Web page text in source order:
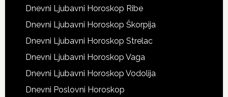
Dnevni Ljubavni Horoskop Ribe
Dnevni Ljubavni Horoskop Škorpija
Dnevni Ljubavni Horoskop Strelac
Dnevni Ljubavni Horoskop Vaga
Dnevni Ljubavni Horoskop Vodolija
Dnevni Poslovni Horoskop